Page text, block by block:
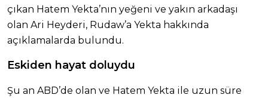
çıkan Hatem Yekta’nın yeğeni ve yakın arkadaşı
olan Ari Heyderi, Rudaw’a Yekta hakkında
açıklamalarda bulundu.
Eskiden hayat doluydu
Şu an ABD’de olan ve Hatem Yekta ile uzun süre